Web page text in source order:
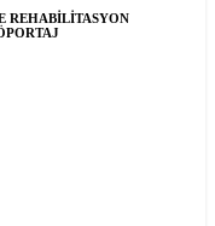
REHABİLİTASYON